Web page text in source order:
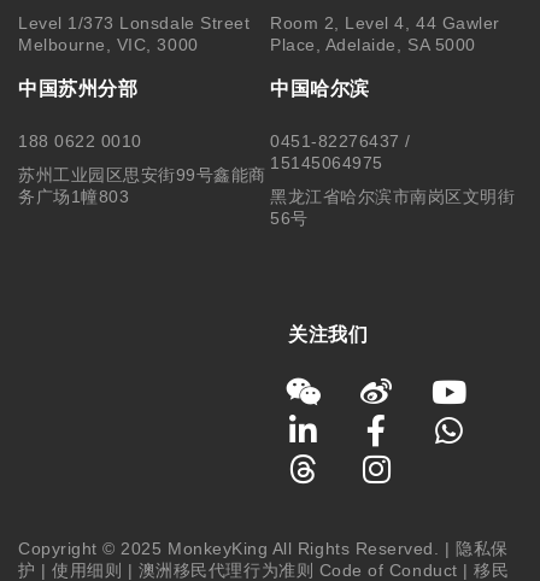
Level 1/373 Lonsdale Street
Melbourne, VIC, 3000
Room 2, Level 4, 44 Gawler
Place, Adelaide, SA 5000
中国苏州分部
188 0622 0010
苏州工业园区思安街99号鑫能商
务广场1幢803
中国哈尔滨
0451-82276437 /
15145064975
黑龙江省哈尔滨市南岗区文明街
56号
关注我们
Copyright © 2025 MonkeyKing All Rights Reserved. | 隐私保
护 |使用细则 | 澳洲移民代理行为准则 Code of Conduct |移民